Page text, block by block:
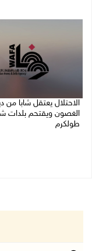
الاحتلال يعتقل شابا من
الغصون ويقتحم بلدات
طولكرم